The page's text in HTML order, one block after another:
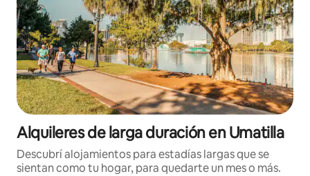
Alquileres de larga duración en Umatilla
Descubrí alojamientos para estadías largas que se
sientan como tu hogar, para quedarte un mes o más.